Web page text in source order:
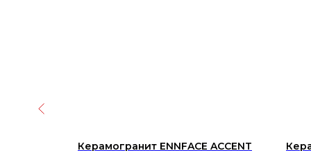
Керамогранит ENNFACE ACCENT